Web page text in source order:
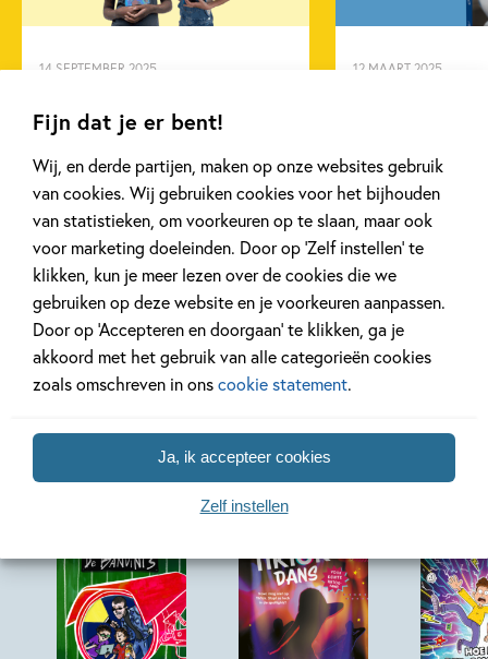
Fijn dat je er bent!
Wij, en derde partijen, maken op onze websites gebruik
van cookies. Wij gebruiken cookies voor het bijhouden
van statistieken, om voorkeuren op te slaan, maar ook
voor marketing doeleinden. Door op ‘Zelf instellen’ te
klikken, kun je meer lezen over de cookies die we
gebruiken op deze website en je voorkeuren aanpassen.
Door op ‘Accepteren en doorgaan’ te klikken, ga je
akkoord met het gebruik van alle categorieën cookies
zoals omschreven in onscookie statement.
Ja, ik accepteer cookies
Zelf instellen
Spanning & griezelen
14 SEPTEMBER 2025
blauwevinvistemster’
Lees meer
12 MAART 2025
Lees meer
Bekijk alle artikelen
Bekijk ook eens